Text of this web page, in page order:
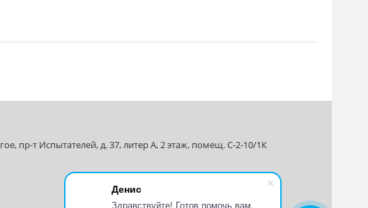
Денис
Здравствуйте! Готов помочь вам.
пр-т Испытателей, д. 37, литер А, 2 этаж, помещ. С-2-10/1К